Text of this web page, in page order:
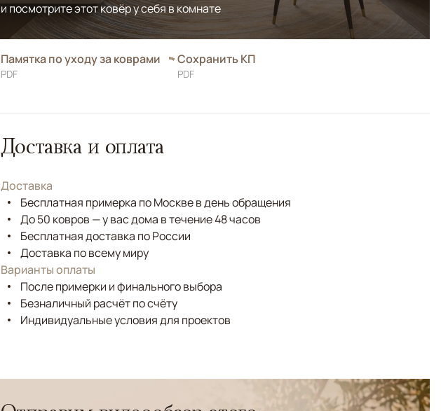
и посмотрите этот ковёр у себя в комнате
Памятка по уходу за коврами
PDF
Сохранить КП
PDF
Доставка и оплата
Доставка
Бесплатная примерка по Москве в день обращения
До 50 ковров — у вас дома в течение 48 часов
Бесплатная доставка по России
Доставка по всему миру
Варианты оплаты
После примерки и финального выбора
Безналичный расчёт по счёту
Индивидуальные условия для проектов